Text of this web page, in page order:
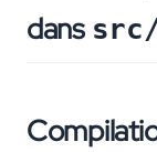
dans